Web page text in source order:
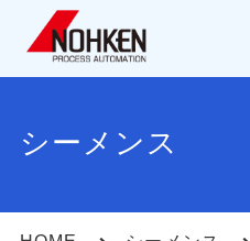
シーメンス